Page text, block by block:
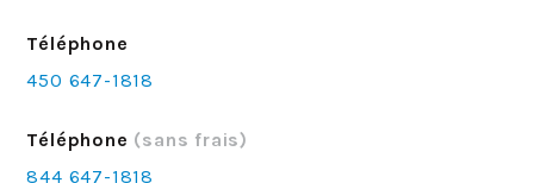
Téléphone
450 647-1818
Téléphone (sans frais)
844 647-1818